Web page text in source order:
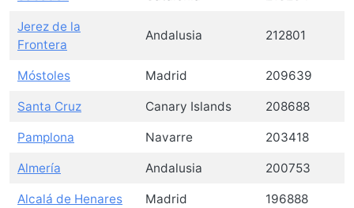
Jerez de la
Frontera
Andalusia 212801
Móstoles Madrid 209639
Santa Cruz Canary Islands 208688
Pamplona Navarre 203418
Almería Andalusia 200753
Alcalá de Henares Madrid 196888